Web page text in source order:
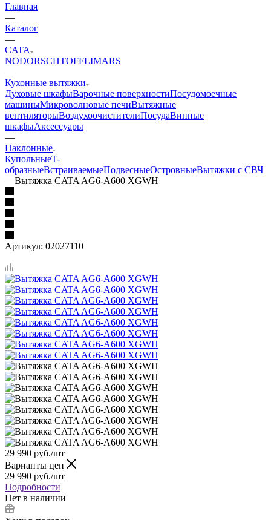
Главная
—
Каталог
—
CATA
NODORSCHTOFFLIMARS
—
Кухонные вытяжки
Духовые шкафыВарочные поверхностиПосудомоечные
машиныМикроволновые печиВытяжные
вентиляторыВоздухоочистителиПосудаВинные
шкафыАксессуары
—
Наклонные
КупольныеТ-
образныеВстраиваемыеПодвесныеОстровныеВытяжки с СВЧ
—Вытяжка CATA AG6-A600 XGWH
Артикул: 02027110
29 990 руб./шт
Варианты цен
29 990 руб./шт
Подробности
Нет в наличии